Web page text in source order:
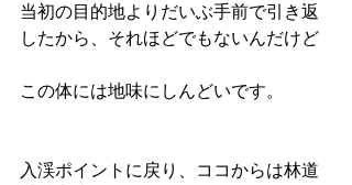
当初の目的地よりだいぶ手前で引き返
したから、それほどでもないんだけど
この体には地味にしんどいです。
入渓ポイントに戻り、ココからは林道